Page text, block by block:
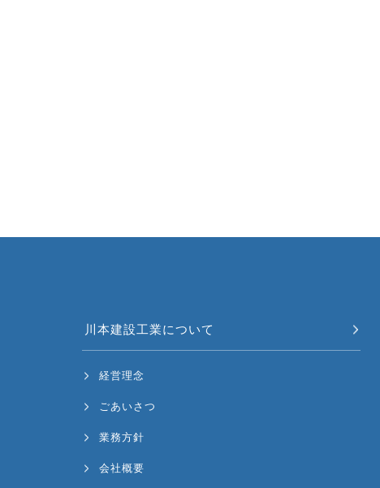
川本建設工業について
経営理念
ごあいさつ
業務方針
会社概要